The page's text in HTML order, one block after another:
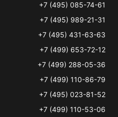
+7 (495) 085-74-61
+7 (495) 989-21-31
+7 (495) 431-63-63
+7 (499) 653-72-12
+7 (499) 288-05-36
+7 (499) 110-86-79
+7 (495) 023-81-52
+7 (499) 110-53-06